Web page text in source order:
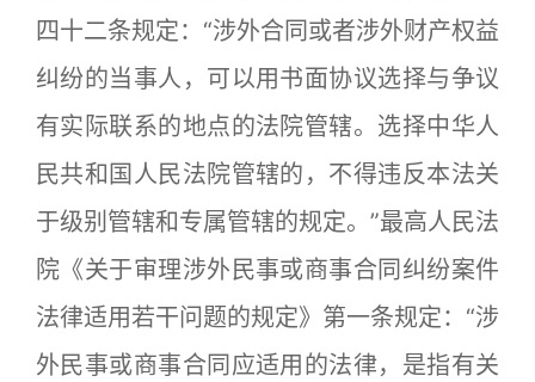
四十二条规定：“涉外合同或者涉外财产权益
纠纷的当事人，可以用书面协议选择与争议
有实际联系的地点的法院管辖。选择中华人
民共和国人民法院管辖的，不得违反本法关
于级别管辖和专属管辖的规定。”最高人民法
院《关于审理涉外民事或商事合同纠纷案件
法律适用若干问题的规定》第一条规定：“涉
外民事或商事合同应适用的法律，是指有关